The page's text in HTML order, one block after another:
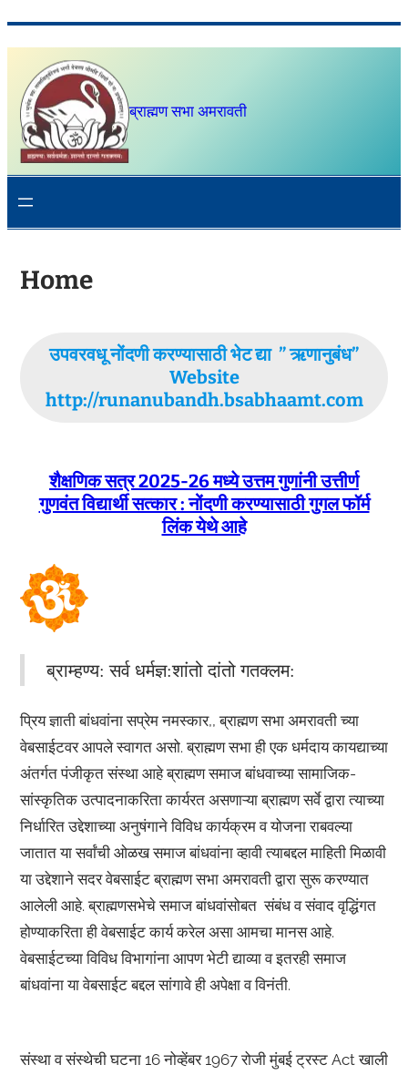
content
ब्राह्मण सभा अमरावती
Home
उपवरवधू नोंदणी करण्यासाठी भेट द्या ” ऋणानुबंध”
Website
http://runanubandh.bsabhaamt.com
शैक्षणिक सत्र 2025-26 मध्ये उत्तम गुणांनी उत्तीर्ण
गुणवंत विद्यार्थी सत्कार : नोंदणी करण्यासाठी गुगल फॉर्म
लिंक येथे आहे
ब्राम्हण्य: सर्व धर्मज्ञ:शांतो दांतो गतक्लम:
प्रिय ज्ञाती बांधवांना सप्रेम नमस्कार,, ब्राह्मण सभा अमरावती च्या
वेबसाईटवर आपले स्वागत असो. ब्राह्मण सभा ही एक धर्मदाय कायद्याच्या
अंतर्गत पंजीकृत संस्था आहे ब्राह्मण समाज बांधवाच्या सामाजिक-
सांस्कृतिक उत्पादनाकरिता कार्यरत असणाऱ्या ब्राह्मण सर्वे द्वारा त्याच्या
निर्धारित उद्देशाच्या अनुषंगाने विविध कार्यक्रम व योजना राबवल्या
जातात या सर्वांची ओळख समाज बांधवांना व्हावी त्याबद्दल माहिती मिळावी
या उद्देशाने सदर वेबसाईट ब्राह्मण सभा अमरावती द्वारा सुरू करण्यात
आलेली आहे. ब्राह्मणसभेचे समाज बांधवांसोबत संबंध व संवाद वृद्धिंगत
होण्याकरिता ही वेबसाईट कार्य करेल असा आमचा मानस आहे.
वेबसाईटच्या विविध विभागांना आपण भेटी द्याव्या व इतरही समाज
बांधवांना या वेबसाईट बद्दल सांगावे ही अपेक्षा व विनंती.
संस्था व संस्थेची घटना 16 नोव्हेंबर 1967 रोजी मुंबई ट्रस्ट Act खाली